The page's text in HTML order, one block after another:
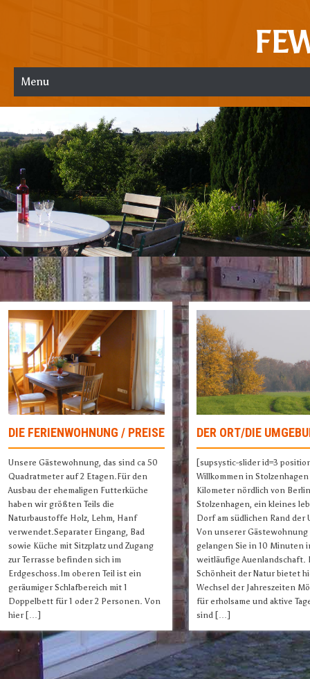
Menu
DIE FERIENWOHNUNG / PREISE
Unsere Gästewohnung, das sind ca 50
Quadratmeter auf 2 Etagen.Für den
Ausbau der ehemaligen Futterküche
haben wir größten Teils die
Naturbaustoffe Holz, Lehm, Hanf
verwendet.Separater Eingang, Bad
sowie Küche mit Sitzplatz und Zugang
zur Terrasse befinden sich im
Erdgeschoss.Im oberen Teil ist ein
geräumiger Schlafbereich mit 1
Doppelbett für 1 oder 2 Personen. Von
hier […]
DER ORT/DIE
[supsystic-slider id=3
Willkommen in
Kilometer nördlich von
Stolzenhagen, ein kleines
Dorf am südlichen Rand der
Von unserer Gästewohnung
gelangen Sie in 10 Minuten
weitläufige Auenlandschaft.
Schönheit der Natur bietet
Wechsel der Jahreszeiten
für erholsame und aktive
sind […]